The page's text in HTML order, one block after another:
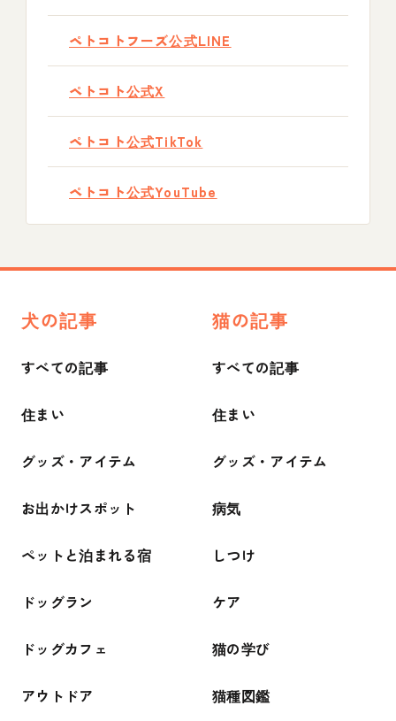
ペトコトフーズ公式LINE
ペトコト公式X
ペトコト公式TikTok
ペトコト公式YouTube
犬の記事
すべての記事
住まい
グッズ・アイテム
お出かけスポット
ペットと泊まれる宿
ドッグラン
ドッグカフェ
アウトドア
猫の記事
すべての記事
住まい
グッズ・アイテム
病気
しつけ
ケア
猫の学び
猫種図鑑